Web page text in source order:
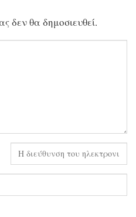
δεν θα δημοσιευθεί.